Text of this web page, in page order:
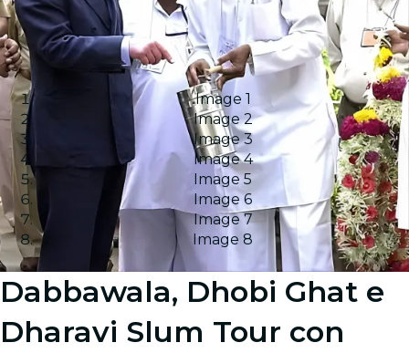
Image 1
Image 2
Image 3
Image 4
Image 5
Image 6
Image 7
Image 8
Dabbawala, Dhobi Ghat e
Dharavi Slum Tour con